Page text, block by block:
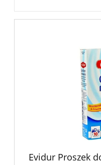
Evidur Proszek